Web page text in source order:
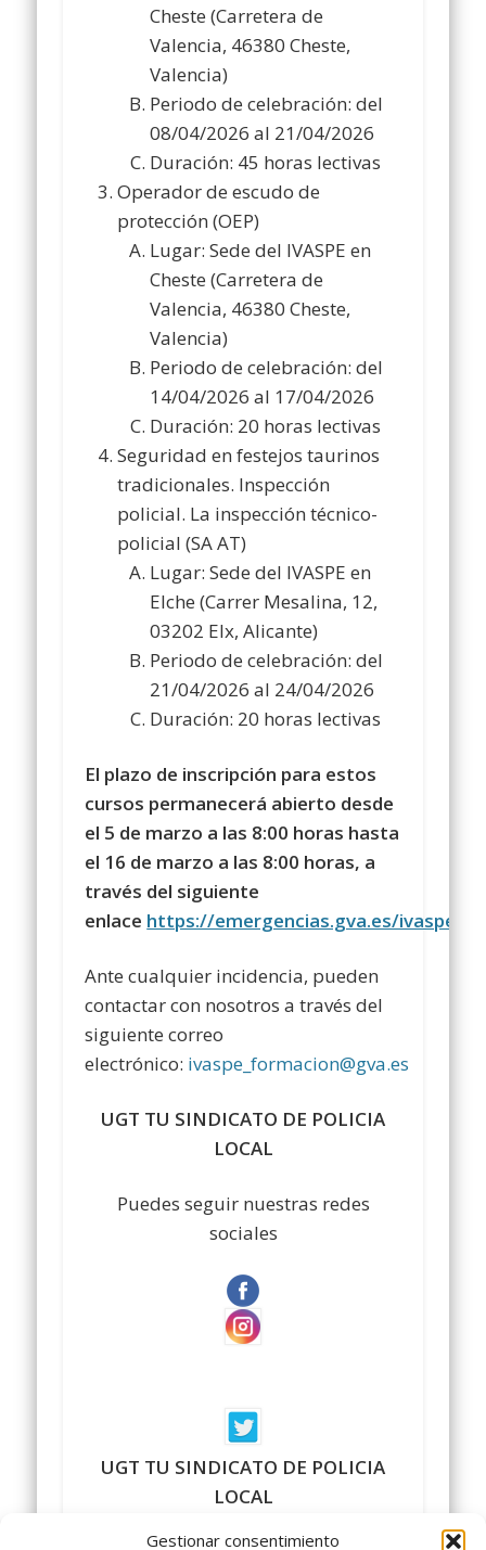
Gestionar consentimiento
Cheste (Carretera de
Valencia, 46380 Cheste,
Valencia)
Periodo de celebración: del
08/04/2026 al 21/04/2026
Duración: 45 horas lectivas
Operador de escudo de
protección (OEP)
Lugar: Sede del IVASPE en
Cheste (Carretera de
Valencia, 46380 Cheste,
Valencia)
Periodo de celebración: del
14/04/2026 al 17/04/2026
Duración: 20 horas lectivas
Seguridad en festejos taurinos
tradicionales. Inspección
policial. La inspección técnico-
policial (SA AT)
Lugar: Sede del IVASPE en
Elche (Carrer Mesalina, 12,
03202 Elx, Alicante)
Periodo de celebración: del
21/04/2026 al 24/04/2026
Duración: 20 horas lectivas
El plazo de inscripción para estos
cursos permanecerá abierto desde
el 5 de marzo a las 8:00 horas hasta
el 16 de marzo a las 8:00 horas, a
través del siguiente
enlace https://emergencias.gva.es/
Ante cualquier incidencia, pueden
contactar con nosotros a través del
siguiente correo
electrónico: ivaspe_formacion@gva.es
UGT TU SINDICATO DE POLICIA
LOCAL
Puedes seguir nuestras redes
sociales
UGT TU SINDICATO DE POLICIA
LOCAL